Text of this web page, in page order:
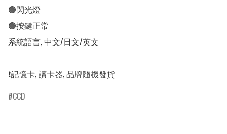
🟢閃光燈
🟢按鍵正常
系統語言, 中文/日文/英文
CCD